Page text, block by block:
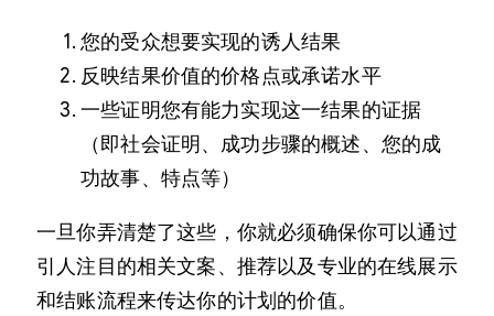
您的受众想要实现的诱人结果
反映结果价值的价格点或承诺水平
一些证明您有能力实现这一结果的证据
（即社会证明、成功步骤的概述、您的成
功故事、特点等）
一旦你弄清楚了这些，你就必须确保你可以通过
引人注目的相关文案、推荐以及专业的在线展示
和结账流程来传达你的计划的价值。